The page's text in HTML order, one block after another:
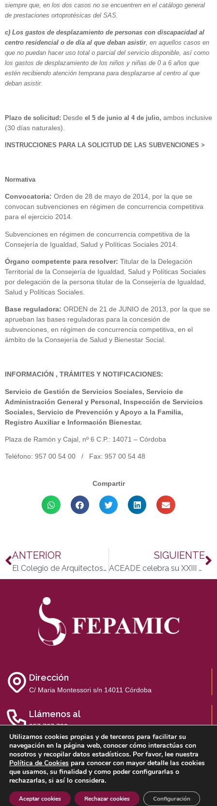
siempre que, en los dos casos no se encuentren en el catálogo general
de prestaciones ortoprotésicas del SAS.
c) Los gastos de desplazamiento de personas con discapacidad al
centro residencial o de día al que deban asistir, en aquellos casos en
que no puedan hacer uso total o parcial del servicio disponible, así como
los gastos de desplazamiento de los niños y niñas de 0 a 6 años que
estén recibiendo atención temprana para desplazarse al centro al que
deban asistir.
Plazo de solicitud: Desde el 5 de junio al 4 de julio, ambos inclusive
(30 días naturales).
INSTRUCCIONES PARA LA SOLICITUD DE LAS SUBVENCIONES >
Normativa
Convocatoria: Orden de 28 de mayo de 2014, por la que se
convocan subvenciones en régimen de concurrencia competitiva
para el ejercicio 2014.
Subvenciones en régimen de concurrencia competitiva de la
Consejería de Igualdad, Salud y Políticas Sociales 2014.
Órgano competente para resolver: Titular de la Delegación
Territorial de la Consejería de Igualdad, Salud y Políticas Sociales
por delegación de la persona titular de la Consejería de Igualdad,
Salud y Políticas Sociales.
Base reguladora: ORDEN de 21 de JUNIO de 2013, por la que se
aprueban las bases reguladoras para la concesión de
subvenciones, en régimen de concurrencia competitiva, en el
ámbito de la Consejería de Salud y Bienestar Social.
INFORMACIÓN , TRÁMITES Y NOTIFICACIONES:
Servicio de Gestión de Servicios Sociales, Servicio de
Administración General y Personal, Inspección de Servicios
Sociales, Servicio de Prevención y Apoyo a la Familia,
Registro Auxiliar e Información Bienestar.
Plaza de Ramón y Cajal, nº 6 C.P.: 14071 – Córdoba
Teléfono: 957 00 54 00 / Fax: 957 00 54 48
Compartir
ANTERIOR
El Colegio de Arquitectos y Fepamic firman un convenio para la destrucción de documentos y otras colaboraciones
SIGUIENTE
ACEADE celebra su XXIII Jornada Anual, V Premio Iberoamericano José Roman de Investigación en Espondiloartropatías y IX Encuentro Hispano luso
Dirección
C/ Maria Montessori s/n 14011 Córdoba
Llámenos al
957 767 700
Aviso LegalPolítica de Privacidad
Utilizamos cookies propias y de terceros para facilitar su
navegación en la página web, conocer cómo interactúas con
nosotros y recopilar datos estadísticos. Por favor, lee nuestra
Política de Cookies para conocer con mayor detalle las cookies
que usamos, su finalidad y como poder configurarlas o
rechazarlas, si así lo considera.
Aceptar cookies Rechazar cookies Configuración